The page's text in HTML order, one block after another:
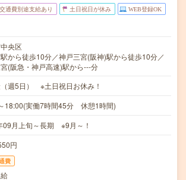
交通費別途支給あり 土日祝日が休み WEB登録OK
央区
から徒歩10分／神戸三宮(阪神)駅から徒歩10分／
(阪急・神戸高速)駅から---分
（週5日） ※土日祝日お休み！
18:00(実働7時間45分 休憩1時間)
09月上旬～長期 ※9月～！
円
費